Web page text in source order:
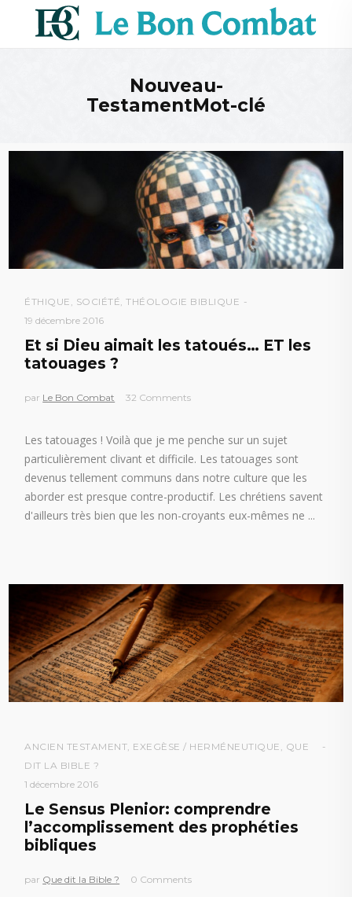
Nouveau-
TestamentMot-clé
ÉTHIQUE , SOCIÉTÉ,THÉOLOGIE BIBLIQUE
19 décembre 2016
Et si Dieu aimait les tatoués… ET les
tatouages ?
par Le Bon Combat 32 Comments
Les tatouages ! Voilà que je me penche sur un sujet
particulièrement clivant et difficile. Les tatouages sont
devenus tellement communs dans notre culture que les
aborder est presque contre-productif. Les chrétiens savent
d'ailleurs très bien que les non-croyants eux-mêmes ne
ANCIEN TESTAMENT, EXEGÈSE / HERMÉNEUTIQUE , QUE
DIT LA BIBLE ?
1 décembre 2016
Le Sensus Plenior: comprendre
l’accomplissement des prophéties
bibliques
par Que dit la Bible ? 0 Comments